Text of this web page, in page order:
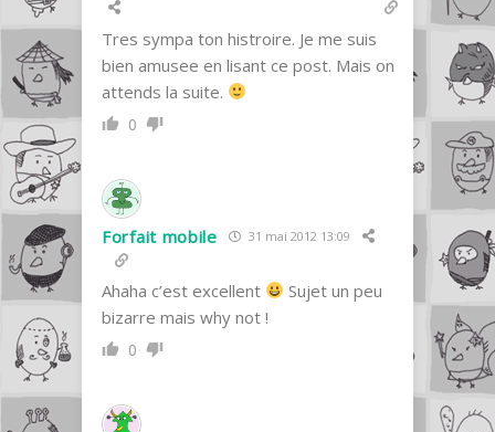
Tres sympa ton histroire. Je me suis
bien amusee en lisant ce post. Mais on
attends la suite.
0
Forfait mobile 31 mai 2012 13:09
Ahaha c’est excellent
Sujet un peu
bizarre mais why not !
0